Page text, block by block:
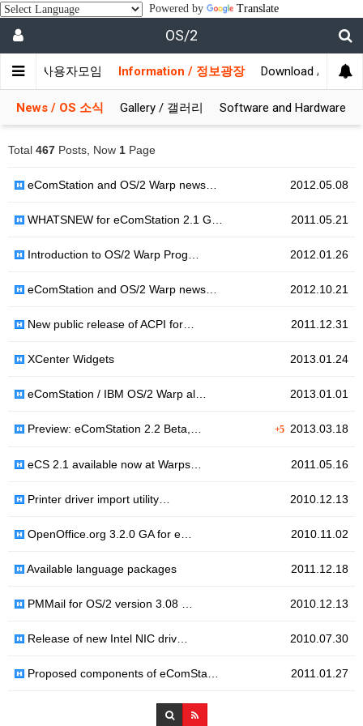
Powered by Translate
OS/2
/ 사용자모임 Information / 정보광장 Download / 자료실
News / OS 소식 Gallery / 갤러리 Software and Hardware
Total 467 Posts, Now 1 Page
2012.05.08
eComStation and OS/2 Warp news…
2011.05.21
WHATSNEW for eComStation 2.1 G…
2012.01.26
Introduction to OS/2 Warp Prog…
2012.10.21
eComStation and OS/2 Warp news…
2011.12.31
New public release of ACPI for…
2013.01.24
XCenter Widgets
2013.01.01
eComStation / IBM OS/2 Warp al…
+52013.03.18
Preview: eComStation 2.2 Beta,…
2011.05.16
eCS 2.1 available now at Warps…
2010.12.13
Printer driver import utility…
2010.11.02
OpenOffice.org 3.2.0 GA for e…
2011.12.18
Available language packages
2010.12.13
PMMail for OS/2 version 3.08 …
2010.07.30
Release of new Intel NIC driv…
2011.01.27
Proposed components of eComSta…